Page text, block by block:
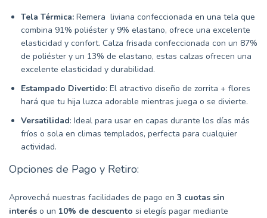
Tela Térmica: Remera liviana confeccionada en una tela que
combina 91% poliéster y 9% elastano, ofrece una excelente
elasticidad y confort. Calza frisada confeccionada con un 87%
de poliéster y un 13% de elastano, estas calzas ofrecen una
excelente elasticidad y durabilidad.
Estampado Divertido: El atractivo diseño de zorrita + flores
hará que tu hija luzca adorable mientras juega o se divierte.
Versatilidad: Ideal para usar en capas durante los días más
fríos o sola en climas templados, perfecta para cualquier
actividad.
Opciones de Pago y Retiro:
Aprovechá nuestras facilidades de pago en 3 cuotas sin
interés o un 10% de descuento si elegís pagar mediante